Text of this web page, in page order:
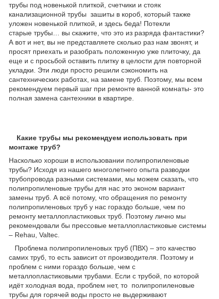
трубы под новенькой плиткой, счетчики и стояк
канализационной трубы зашиты в короб, который также
уложен новенькой плиткой, и здесь беда! Потекли
старые трубы… вы скажите, что это из разряда фантастики?
А вот и нет, вы не представляете сколько раз нам звонят, и
просят приехать и разобрать положенную уже плиточку, да
еще и с просьбой оставить плитку в целости для повторной
укладки. Эти люди просто решили сэкономить на
сантехнических работах, на замене труб. Поэтому, мы всем
рекомендуем первый шаг при ремонте ванной комнаты- это
полная замена сантехники в квартире.
Какие трубы мы рекомендуем использовать при
монтаже труб?
Насколько хороши в использовании полипропиленовые
трубы? Исходя из нашего многолетнего опыта разводки
трубопровода разными системами, мы можем сказать, что
полипропиленовые трубы для нас это эконом вариант
замены труб. А всё потому, что обращения по ремонту
полипропиленовых труб у нас гораздо больше, чем по
ремонту металлопластиковых труб. Поэтому лично мы
рекомендовали бы прессовые металлопластиковые системы
– Rehau, Valtec.
Проблема полипропиленовых труб (ПВХ) – это качество
самих труб, то есть зависит от производителя. Поэтому и
проблем с ними гораздо больше, чем с
металлопластиковыми трубами. Если с трубой, по которой
идёт холодная вода, проблем нет, то полипропиленовые
трубы для горячей воды просто не выдерживают